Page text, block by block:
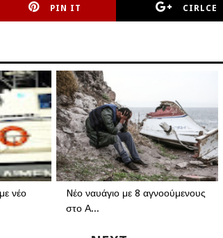
PIN IT CIRLCE
νέο
Nέο ναυάγιο με 8 αγνοούμενους
στο Α...